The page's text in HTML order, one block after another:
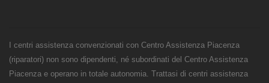
I centri assistenza convenzionati con Centro Assistenza Piacenza
(riparatori) non sono dipendenti, né subordinati del Centro Assistenza
Piacenza e operano in totale autonomia. Trattasi di centri assistenza